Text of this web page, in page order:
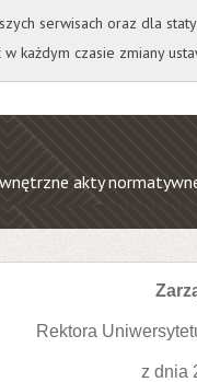
Uczelnia A A
akty
Rektora
z dnia
serwisach oraz dla
każdym czasie zmiany